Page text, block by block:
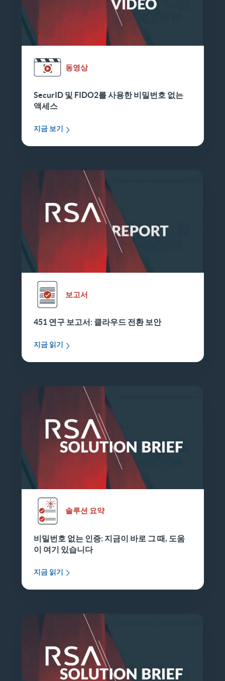
동영상
SecurID 및 FIDO2를 사용한 비밀번호 없는
액세스
지금 보기
보고서
451 연구 보고서: 클라우드 전환 보안
지금 읽기
솔루션 요약
비밀번호 없는 인증: 지금이 바로 그 때, 도움
이 여기 있습니다
지금 읽기